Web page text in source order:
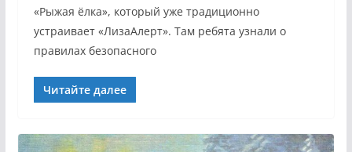
«Рыжая ёлка», который уже традиционно
устраивает «ЛизаАлерт». Там ребята узнали о
правилах безопасного
Читайте далее